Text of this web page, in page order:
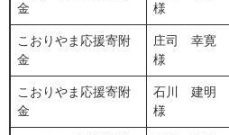
金
様
こおりやま応援寄附
金
庄司 幸寛
様
こおりやま応援寄附
金
石川 建明
様